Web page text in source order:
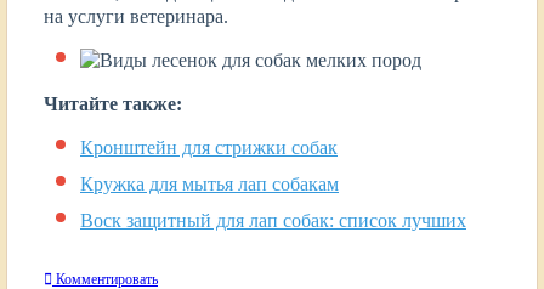
на услуги ветеринара.
Читайте также:
Кронштейн для стрижки собак
Кружка для мытья лап собакам
Воск защитный для лап собак: список лучших
Комментировать